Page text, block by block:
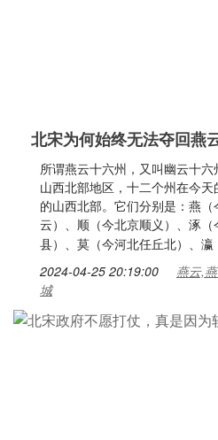
北宋为何始终无法夺回燕
所谓燕云十六州，又叫幽云十
山西北部地区，十二个州在今
的山西北部。它们分别是：燕
云）、顺（今北京顺义）、涿
县）、莫（今河北任丘北）、瀛
2024-04-25 20:19:00
燕云,
城